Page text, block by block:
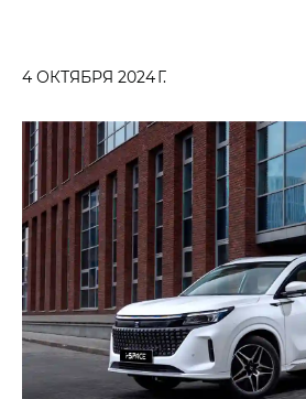
4 ОКТЯБРЯ 2024 Г.